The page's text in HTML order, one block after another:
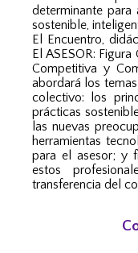
determinante para
sostenible,
El Encuentro,
El ASESOR:
Competitiva y
abordará los
colectivo: los
prácticas
las nuevas
herramientas
para el asesor; y
estos
transferencia del